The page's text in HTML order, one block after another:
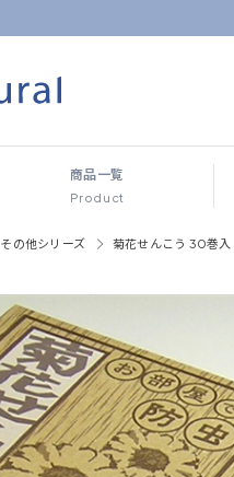
商品一覧
Product
その他シリーズ 菊花せんこう 30巻入